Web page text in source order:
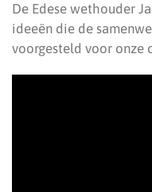
De Edese wethouder
ideeën die de
voorgesteld voor onze